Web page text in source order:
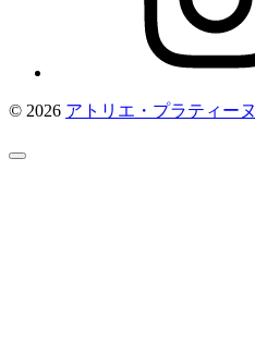
© 2026 アトリエ・プラティーヌ